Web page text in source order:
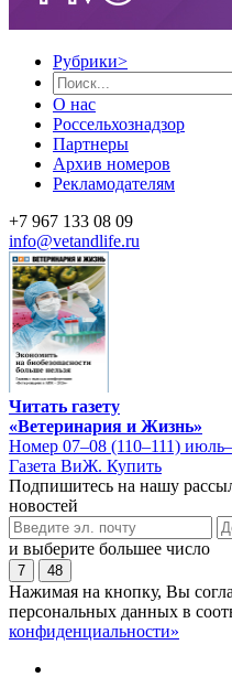
Рубрики>
О нас
Россельхознадзор
Партнеры
Архив номеров
Рекламодателям
+7 967 133 08 09
info@vetandlife.ru
Читать газету
«Ветеринария и Жизнь»
Номер 07–08 (110–111)
Газета ВиЖ. Купить
Подпишитесь на нашу
новостей
и выберите большее число
7 48
Нажимая на кнопку, Вы
персональных данных в
конфиденциальности»